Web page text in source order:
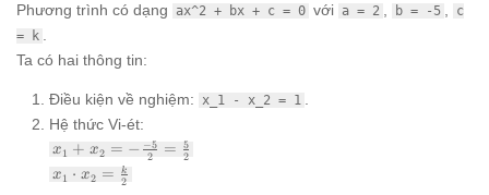
Phương trình có dạng
ax^2 + bx + c = 0 với a = 2 , b = -5 ,
c
= k .
Ta có hai thông tin:
Điều kiện về nghiệm: x_1 - x_2 = 1 .
Hệ thức Vi-ét:
x_1 +
\frac{-5}
x1 + x2 = − 2
−5 = 2
5
x_1
x1 ⋅ x2 = 2
k